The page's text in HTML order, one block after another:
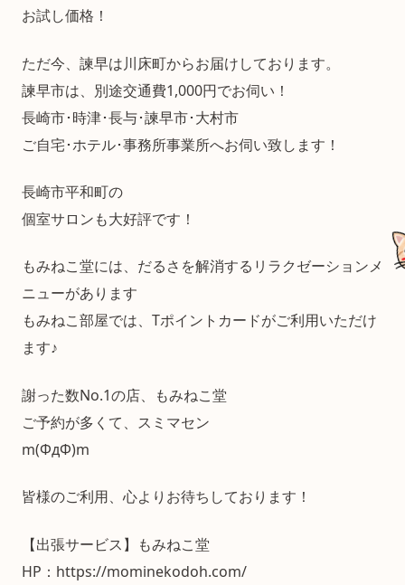
お試し価格！
ただ今、諫早は川床町からお届けしております。
諫早市は、別途交通費1,000円でお伺い！
長崎市･時津･長与･諫早市･大村市
ご自宅･ホテル･事務所事業所へお伺い致します！
長崎市平和町の
個室サロンも大好評です！
もみねこ堂には、だるさを解消するリラクゼーションメ
ニューがあります
もみねこ部屋では、Tポイントカードがご利用いただけ
ます♪
謝った数No.1の店、もみねこ堂
ご予約が多くて、スミマセン
m(ΦдΦ)m
皆様のご利用、心よりお待ちしております！
【出張サービス】もみねこ堂
HP：https://mominekodoh.com/